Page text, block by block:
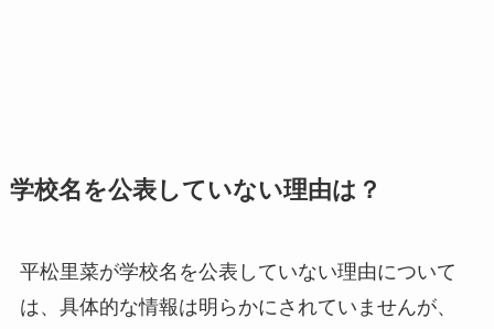
学校名を公表していない理由は？
平松里菜が学校名を公表していない理由について
は、具体的な情報は明らかにされていませんが、